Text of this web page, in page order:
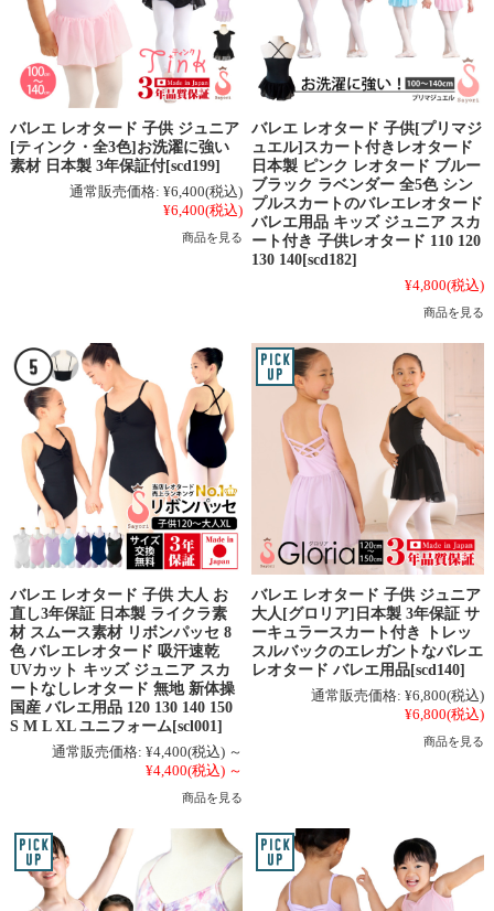
バレエ レオタード 子供 ジュニア
[ティンク・全3色]お洗濯に強い
素材 日本製 3年保証付[scd199]
通常販売価格: ¥6,400(税込)
¥6,400(税込)
商品を見る
バレエ レオタード 子供[プリマジ
ュエル]スカート付きレオタード
日本製 ピンク レオタード ブルー
ブラック ラベンダー 全5色 シン
プルスカートのバレエレオタード
バレエ用品 キッズ ジュニア スカ
ート付き 子供レオタード 110 120
130 140[scd182]
¥4,800(税込)
商品を見る
バレエ レオタード 子供 大人 お
直し3年保証 日本製 ライクラ素
材 スムース素材 リボンパッセ 8
色 バレエレオタード 吸汗速乾
UVカット キッズ ジュニア スカ
ートなしレオタード 無地 新体操
国産 バレエ用品 120 130 140 150
S M L XL ユニフォーム[scl001]
通常販売価格: ¥4,400(税込) ～
¥4,400(税込) ～
商品を見る
バレエ レオタード 子供 ジュニア
大人[グロリア]日本製 3年保証 サ
ーキュラースカート付き トレッ
スルバックのエレガントなバレエ
レオタード バレエ用品[scd140]
通常販売価格: ¥6,800(税込)
¥6,800(税込)
商品を見る